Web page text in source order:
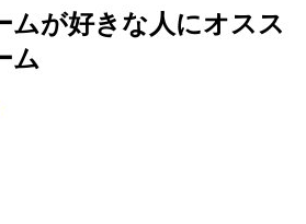
ムが好きな人にオスス
ム